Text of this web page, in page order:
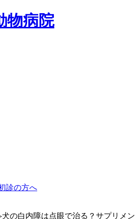
犬の白内障は点眼で治る？サプリメ